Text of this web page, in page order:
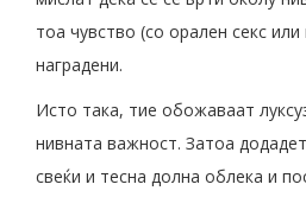
тоа чувство (со орален секс
наградени.
Исто така, тие обожаваат
нивната важност. Затоа
свеќи и тесна долна облека и